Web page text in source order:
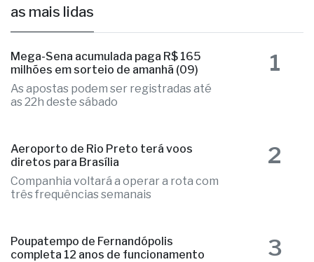
as mais lidas
Mega-Sena acumulada paga R$ 165
milhões em sorteio de amanhã (09)
As apostas podem ser registradas até
as 22h deste sábado
1
Aeroporto de Rio Preto terá voos
diretos para Brasília
Companhia voltará a operar a rota com
três frequências semanais
2
Poupatempo de Fernandópolis
completa 12 anos de funcionamento
3